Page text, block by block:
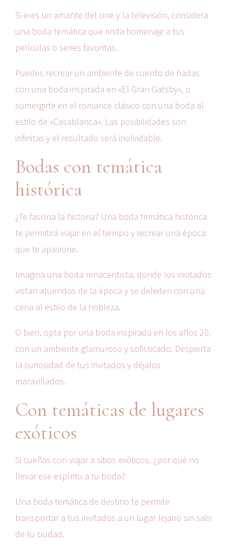
Si eres un amante del cine y la televisión, considera
una boda temática que rinda homenaje a tus
películas o series favoritas.
Puedes recrear un ambiente de cuento de hadas
con una boda inspirada en «El Gran Gatsby», o
sumergirte en el romance clásico con una boda al
estilo de «Casablanca». Las posibilidades son
infinitas y el resultado será inolvidable.
Bodas con temática
histórica
¿Te fascina la historia? Una boda temática histórica
te permitirá viajar en el tiempo y recrear una época
que te apasione.
Imagina una boda renacentista, donde los invitados
vistan atuendos de la época y se deleiten con una
cena al estilo de la nobleza.
O bien, opta por una boda inspirada en los años 20,
con un ambiente glamuroso y sofisticado. Despierta
la curiosidad de tus invitados y déjalos
maravillados.
Con temáticas de lugares
exóticos
Si sueñas con viajar a sitios exóticos, ¿por qué no
llevar ese espíritu a tu boda?
Una boda temática de destino te permite
transportar a tus invitados a un lugar lejano sin salir
de tu ciudad.